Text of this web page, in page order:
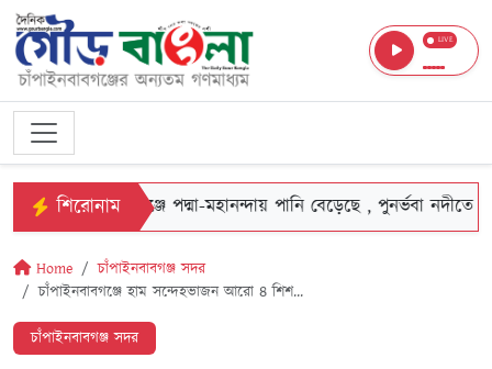
LIVE
শিরোনাম
চাঁপাইনবাবগঞ্জে পদ্মা-মহানন্দায় পানি বেড়েছে , পুনর্ভবা নদীতে
Home
চাঁপাইনবাবগঞ্জ সদর
চাঁপাইনবাবগঞ্জে হাম সন্দেহভাজন আরো ৪ শিশ...
চাঁপাইনবাবগঞ্জ সদর